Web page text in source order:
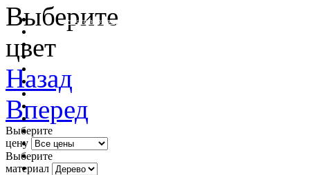
очистить фильтр цвета
Выберите
цвет
Назад
Вперед
Выберите
цену
Выберите
материал